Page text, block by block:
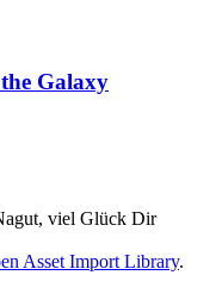
Galaxy
viel Glück Dir
Asset Import Library.